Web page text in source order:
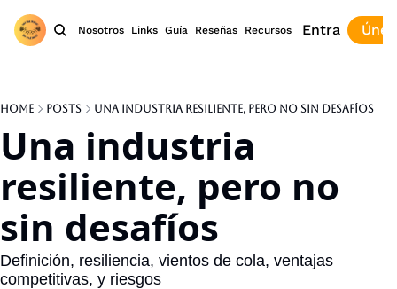
Nosotros Links Guía Reseñas Recursos Entra
Home Posts Una industria resiliente, pero no sin desafíos
Una industria
resiliente, pero no
sin desafíos
Definición, resiliencia, vientos de cola, ventajas
competitivas, y riesgos